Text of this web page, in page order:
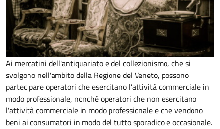
Ai mercatini dell'antiquariato e del collezionismo, che si
svolgono nell'ambito della Regione del Veneto, possono
partecipare operatori che esercitano l’attività commerciale in
modo professionale, nonché operatori che non esercitano
l'attività commerciale in modo professionale e che vendono
beni ai consumatori in modo del tutto sporadico e occasionale.